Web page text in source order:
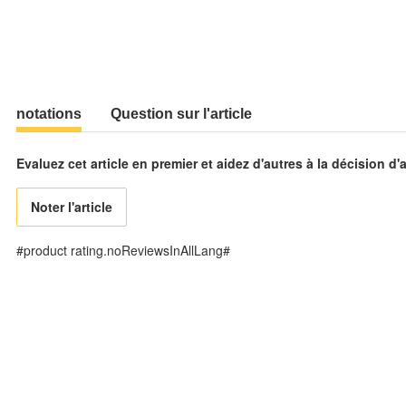
notations Question sur l'article
Evaluez cet article en premier et aidez d'autres à la décision
Noter l'article
#product rating.noReviewsInAllLang#